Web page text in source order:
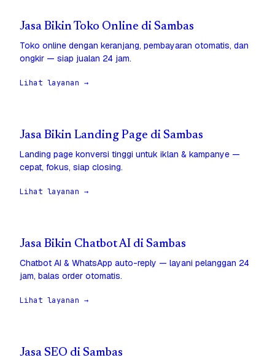
Jasa Bikin Toko Online di Sambas
Toko online dengan keranjang, pembayaran otomatis, dan
ongkir — siap jualan 24 jam.
Lihat layanan →
Jasa Bikin Landing Page di Sambas
Landing page konversi tinggi untuk iklan & kampanye —
cepat, fokus, siap closing.
Lihat layanan →
Jasa Bikin Chatbot AI di Sambas
Chatbot AI & WhatsApp auto-reply — layani pelanggan 24
jam, balas order otomatis.
Lihat layanan →
Jasa SEO di Sambas